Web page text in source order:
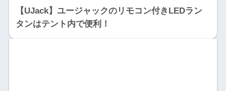
【UJack】ユージャックのリモコン付きLEDラン
タンはテント内で便利！